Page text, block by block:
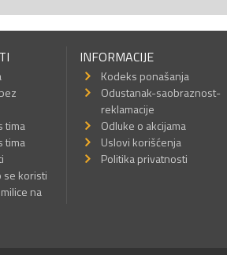
tima
tima
se koristi
na
INFORMACIJE
Kodeks ponašanja
Odustanak-saobraznost-
reklamacije
Odluke o akcijama
Uslovi korišćenja
Politika privatnosti